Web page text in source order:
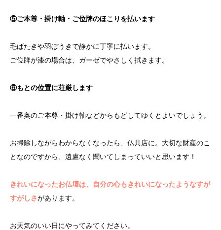
⑤ご本尊・掛け軸・ご位牌のほこりを払います
毛ばたきや羽ぼうきで静かに丁寧に払います。
ご位牌が漆の場合は、ガーゼでやさしく拭きます。
⑥もとの位置に荘厳します
一番奥のご本尊・掛け軸などからもどしてゆくとよいでしょう。
お掃除しながらわからなくなったら、仏具店に。大切な財産のこ
となのですから、遠慮なく聞いてしまっていいと思います！
きれいになったお仏壇は、自分の心もきれいになったようなすが
すがしさがあります。
お天気のいい日にやってみてください。